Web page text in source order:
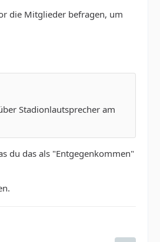
die Mitglieder befragen, um
Stadionlautsprecher am
du das als "Entgegenkommen"